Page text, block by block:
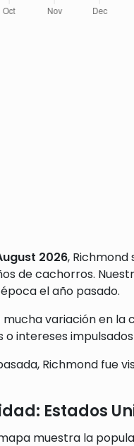
2026,
de cachorros.
el año pasado.
mucha variación en
o intereses
Richmond fue
Estados
muestra la